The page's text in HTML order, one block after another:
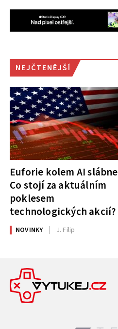
NEJČTENĚJŠÍ
Euforie kolem AI
Co stojí za aktuálním
poklesem
technologických akcií?
NOVINKY J. Filip